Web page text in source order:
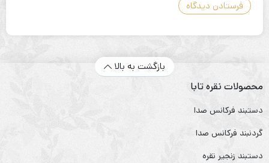
بازگشت به بالا
محصولات نقره تابا
دستبند فرکانس صدا
گردنبند فرکانس صدا
دستبند زنجیر نقره